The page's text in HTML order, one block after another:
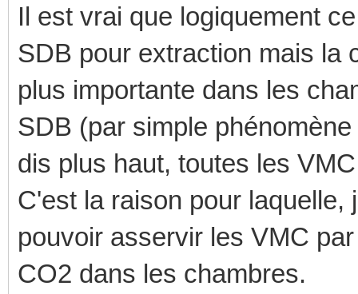
Il est vrai que logiquement
SDB pour extraction mais la
plus importante dans les
SDB (par simple
dis plus haut, toutes les
C'est la raison pour
pouvoir asservir les VMC
CO2 dans les chambres.